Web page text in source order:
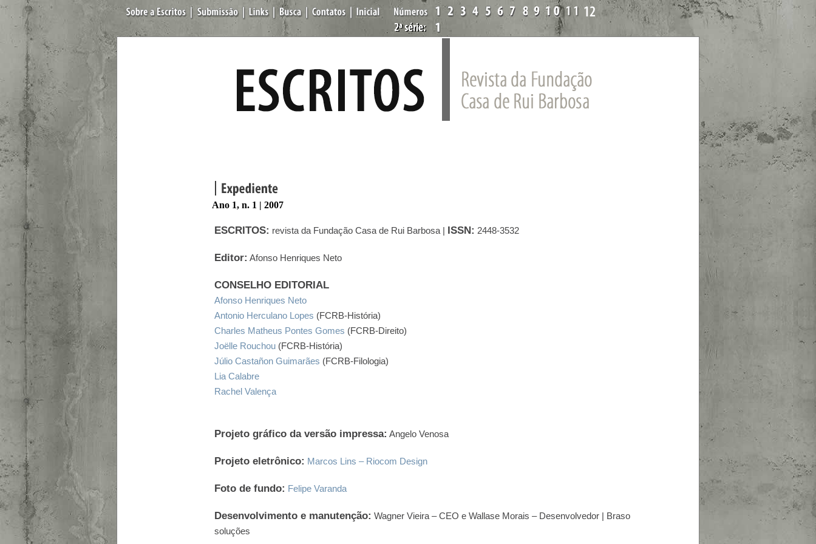
Ano 1, n. 1 | 2007
ESCRITOS: revista da Fundação Casa de Rui Barbosa | ISSN: 2448-3532
Editor: Afonso Henriques Neto
CONSELHO EDITORIAL
Afonso Henriques Neto
Antonio Herculano Lopes (FCRB-História)
Charles Matheus Pontes Gomes (FCRB-Direito)
Joëlle Rouchou (FCRB-História)
Júlio Castañon Guimarães (FCRB-Filologia)
Lia Calabre
Rachel Valença
Projeto gráfico da versão impressa: Angelo Venosa
Projeto eletrônico: Marcos Lins – Riocom Design
Foto de fundo: Felipe Varanda
Desenvolvimento e manutenção: Wagner Vieira – CEO e Wallase Morais – Desenvolvedor | Braso
soluções